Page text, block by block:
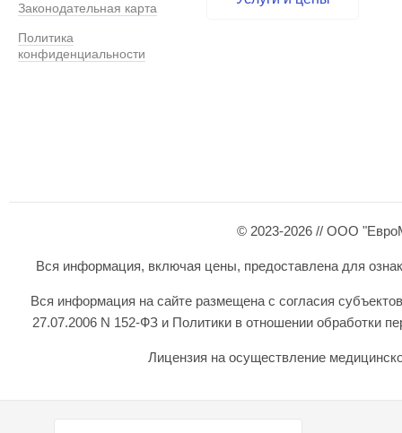
Законодательная карта
Политика
конфиденциальности
© 2023-2026 // ООО
Вся информация, включая цены, предоставлена для
Вся информация на сайте размещена с согласия
27.07.2006 N 152-ФЗ и Политики в отношении обработки
Лицензия на осуществление